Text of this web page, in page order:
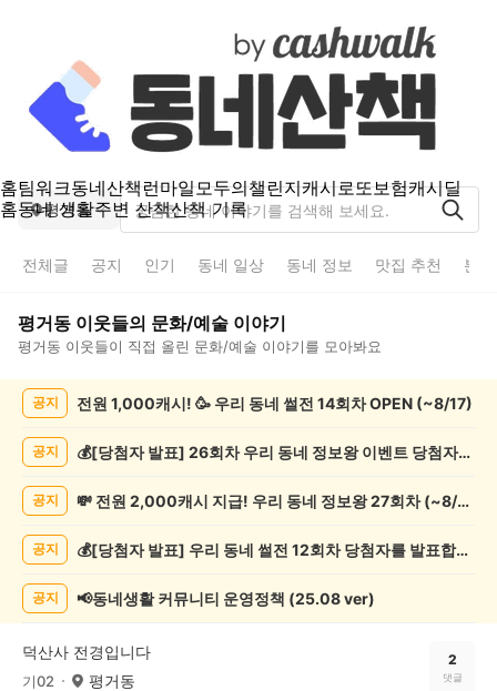
홈팀워크동네산책런마일모두의챌린지캐시로또보험캐시딜
홈동네 생활주변 산책산책 기록
평거동
전체글 공지 인기 동네 일상 동네 정보 맛집 추천 분
평거동 이웃들의 문화/예술 이야기
평거동 이웃들이 직접 올린 문화/예술 이야기를 모아봐요
록
공지 전원 1,000캐시! 🥳 우리 동네 썰전 14회차 OPEN (~8/17)
공지 💰[당첨자 발표] 26회차 우리 동네 정보왕 이벤트 당첨자를 발표합니다!
공지 💸 전원 2,000캐시 지급! 우리 동네 정보왕 27회차 (~8/10)
공지 💰[당첨자 발표] 우리 동네 썰전 12회차 당첨자를 발표합니다!
공지 📢동네생활 커뮤니티 운영정책 (25.08 ver)
덕산사 전경입니다
기02 평거동
2
댓글